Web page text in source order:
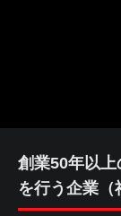
創業50年以上
を行う企業